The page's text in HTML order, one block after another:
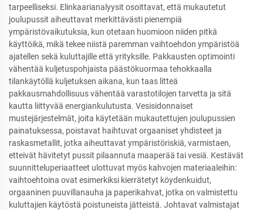
tarpeelliseksi. Elinkaarianalyysit osoittavat, että mukautetut
joulupussit aiheuttavat merkittävästi pienempiä
ympäristövaikutuksia, kun otetaan huomioon niiden pitkä
käyttöikä, mikä tekee niistä paremman vaihtoehdon ympäristöä
ajatellen sekä kuluttajille että yrityksille. Pakkausten optimointi
vähentää kuljetuspohjaista päästökuormaa tehokkaalla
tilankäytöllä kuljetuksen aikana, kun taas litteä
pakkausmahdollisuus vähentää varastotilojen tarvetta ja sitä
kautta liittyvää energiankulutusta. Vesisidonnaiset
mustejärjestelmät, joita käytetään mukautettujen joulupussien
painatuksessa, poistavat haihtuvat orgaaniset yhdisteet ja
raskasmetallit, jotka aiheuttavat ympäristöriskiä, varmistaen,
etteivät hävitetyt pussit pilaannuta maaperää tai vesiä. Kestävät
suunnitteluperiaatteet ulottuvat myös kahvojen materiaaleihin:
vaihtoehtoina ovat esimerkiksi kierrätetyt köydenkuidut,
orgaaninen puuvillanauha ja paperikahvat, jotka on valmistettu
kuluttajien käytöstä poistuneista jätteistä. Johtavat valmistajat